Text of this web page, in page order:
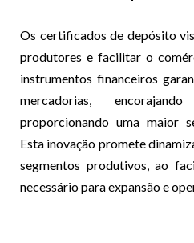
Os certificados de depósito
produtores e facilitar o
instrumentos financeiros
mercadorias,
proporcionando uma maior
Esta inovação promete
segmentos produtivos, ao
necessário para expansão e